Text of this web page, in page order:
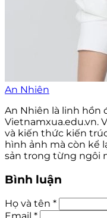
An Nhiên
An Nhiên là linh hồn
Vietnamxua.edu.vn.
và kiến thức kiến
hình ảnh mà còn kể
sản trong từng ngôi
Bình luận
Họ và tên *
Email *